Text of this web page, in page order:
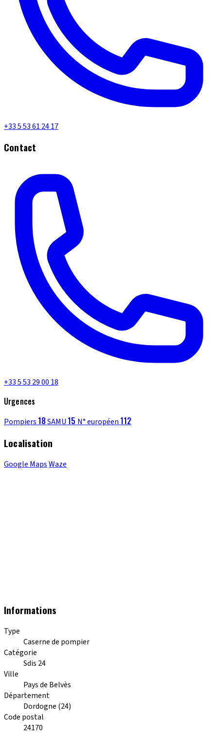
+33 5 53 61 24 17
Contact
+33 5 53 29 00 18
Urgences
Pompiers 18SAMU 15 N° européen 112
Localisation
Google MapsWaze
Informations
Type
Caserne de pompier
Catégorie
Sdis 24
Ville
Pays de Belvès
Département
Dordogne (24)
Code postal
24170